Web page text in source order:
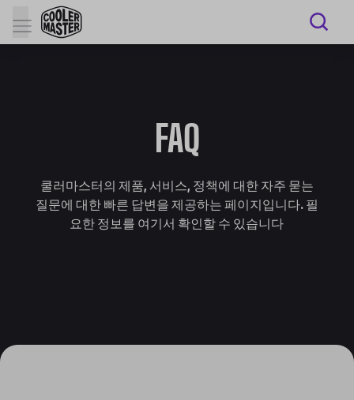
FAQ
쿨러마스터의 제품, 서비스, 정책에 대한 자주 묻는
질문에 대한 빠른 답변을 제공하는 페이지입니다. 필
요한 정보를 여기서 확인할 수 있습니다